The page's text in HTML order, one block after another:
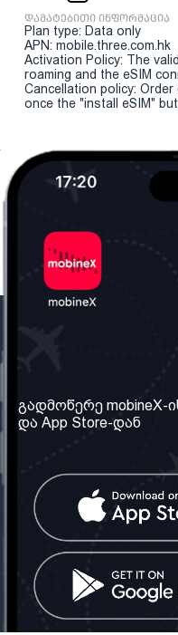
დამატებითი ინფორმაცია
Plan type: Data only
APN: mobile.three.com.hk
Activation Policy: The
roaming and the eSIM
Cancellation policy:
once the "install eSIM"
ჩვენ შესახებ
ჩვენი სერვისები
კონტაქტი
საქართველო:
ტელ: 032 2 04 00 50
ელ. ფოსტა:
გადმოწერე mobineX-
და App Store-დან